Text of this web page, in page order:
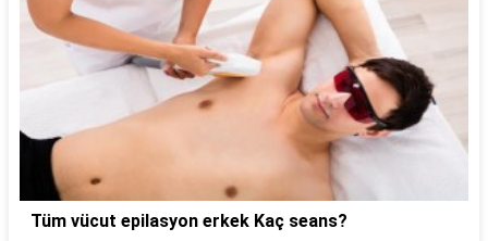
Tüm vücut epilasyon erkek Kaç seans?